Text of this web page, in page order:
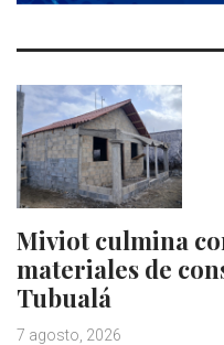
Miviot culmina
materiales de
Tubualá
7 agosto, 2026